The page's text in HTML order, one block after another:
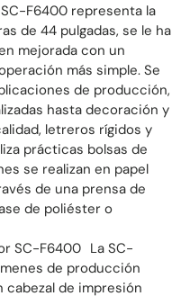
F6400 representa la
de 44 pulgadas, se le ha
mejorada con un
más simple. Se
de producción,
hasta decoración y
letreros rígidos y
prácticas bolsas de
se realizan en papel
de una prensa de
de poliéster o
La SC-
de producción
cabezal de impresión